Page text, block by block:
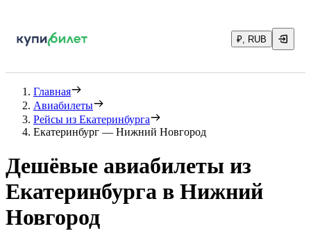
₽, RUB
Главная
Авиабилеты
Рейсы из Екатеринбурга
Екатеринбург — Нижний Новгород
Дешёвые авиабилеты из
Екатеринбурга в Нижний
Новгород